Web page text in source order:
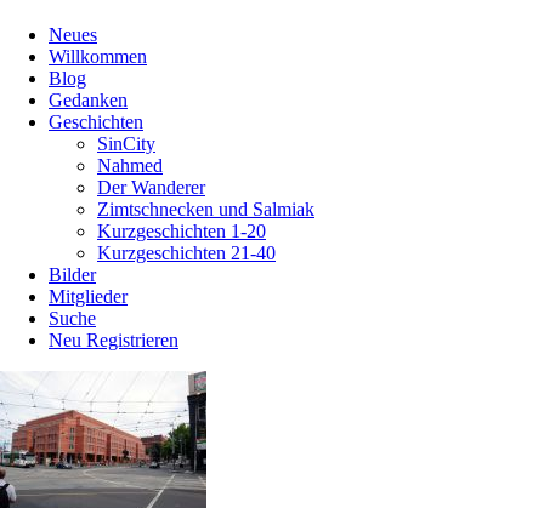
überspringen
Neues
Willkommen
Blog
Gedanken
Geschichten
SinCity
Nahmed
Der Wanderer
Zimtschnecken und Salmiak
Kurzgeschichten 1-20
Kurzgeschichten 21-40
Bilder
Mitglieder
Suche
Neu Registrieren